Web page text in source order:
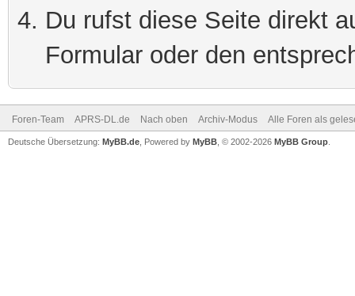
Du rufst diese Seite direkt
Formular oder den
Foren-Team APRS-DL.de Nach oben Archiv-Modus Alle Foren als
Deutsche Übersetzung: MyBB.de , Powered by MyBB , © 2002-2026 MyBB Group